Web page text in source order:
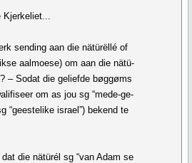
Kjerkeliet...
sending aan die nätürëllé of
aalmoese) om aan die nätü-
– Sodat die geliefde bøggøms
om as jou sg “mede-ge-
“geestelike israel”) bekend te
die nätürél sg “van Adam se